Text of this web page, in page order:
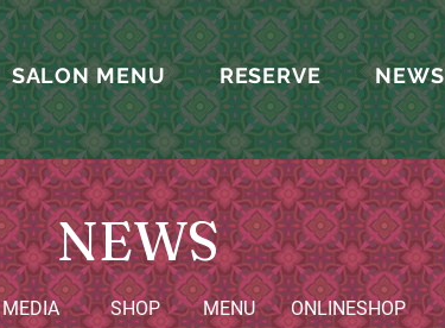
SALON MENU RESERVE NEWS
NEWS
MEDIA SHOP MENU ​ONLINESHOP